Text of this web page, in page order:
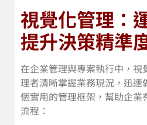
視覺化管理：
提升決策精準
在企業管理與專案執行中，視
理者清晰掌握業務現況，迅速
個實用的管理框架，幫助企業
流程：